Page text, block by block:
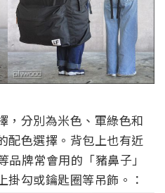
，分別為米色、軍綠色和
配色選擇。背包上也有近
牌常會用的「豬鼻子」
勾或鑰匙圈等吊飾。：